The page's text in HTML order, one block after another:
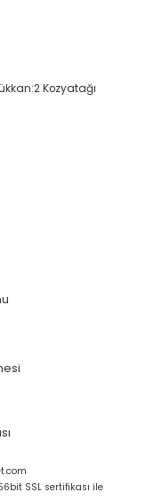
Kozyatağı
SSL sertifikası ile